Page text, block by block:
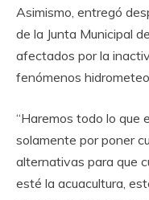
Asimismo, entregó
de la Junta Municipal
afectados por la
fenómenos
“Haremos todo lo que
solamente por poner
alternativas para que
esté la acuacultura,